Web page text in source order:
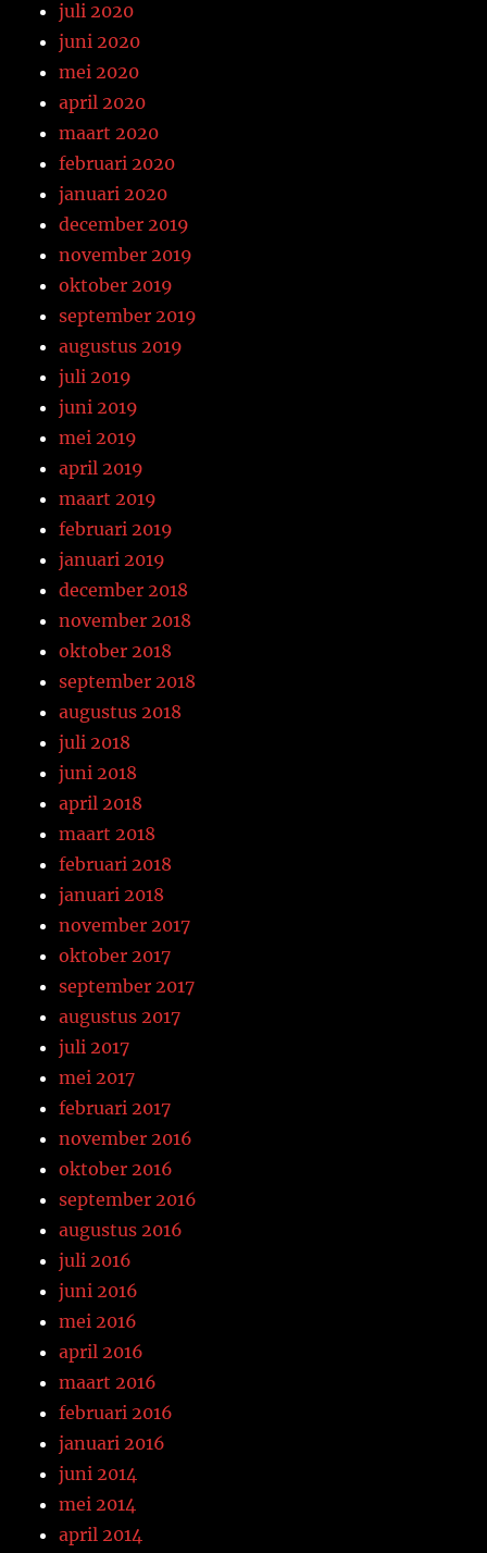
juli 2020
juni 2020
mei 2020
april 2020
maart 2020
februari 2020
januari 2020
december 2019
november 2019
oktober 2019
september 2019
augustus 2019
juli 2019
juni 2019
mei 2019
april 2019
maart 2019
februari 2019
januari 2019
december 2018
november 2018
oktober 2018
september 2018
augustus 2018
juli 2018
juni 2018
april 2018
maart 2018
februari 2018
januari 2018
november 2017
oktober 2017
september 2017
augustus 2017
juli 2017
mei 2017
februari 2017
november 2016
oktober 2016
september 2016
augustus 2016
juli 2016
juni 2016
mei 2016
april 2016
maart 2016
februari 2016
januari 2016
juni 2014
mei 2014
april 2014